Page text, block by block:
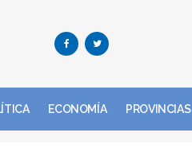
ECONOMÍA PROVINCIAS